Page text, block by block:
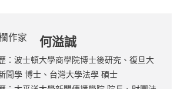
作家 何溢誠
：波士頓大學商學院博士後研究、復旦大
聞學 博士、台灣大學法學 碩士